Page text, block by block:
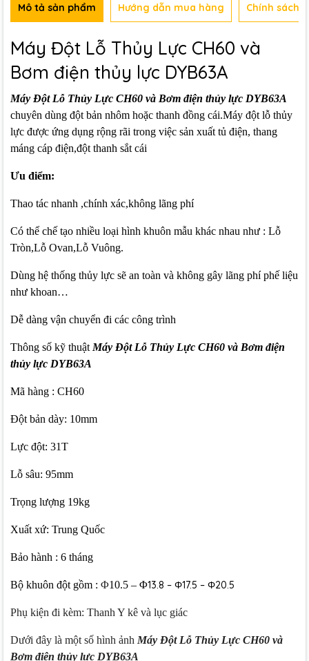
Mô tả sản phẩm Hướng dẫn mua hàng Chính sách
Máy Đột Lỗ Thủy Lực CH60 và
Bơm điện thủy lực DYB63A
Máy Đột Lỗ Thủy Lực CH60 và Bơm điện thủy lực DYB63A
chuyên dùng đột bản nhôm hoặc thanh đồng cái.Máy đột lỗ thủy
lực được ứng dụng rộng rãi trong việc sản xuất tủ điện, thang
máng cáp điện,đột thanh sắt cái
Ưu điểm:
Thao tác nhanh ,chính xác,không lãng phí
Có thể chế tạo nhiều loại hình khuôn mẫu khác nhau như : Lỗ
Tròn,Lỗ Ovan,Lỗ Vuông.
Dùng hệ thống thủy lực sẽ an toàn và không gây lãng phí phế liệu
như khoan…
Dễ dàng vận chuyển đi các công trình
Thông số kỹ thuật Máy Đột Lỗ Thủy Lực CH60 và Bơm điện
thủy lực DYB63A
Mã hàng : CH60
Đột bản dày: 10mm
Lực đột: 31T
Lỗ sâu: 95mm
Trọng lượng 19kg
Xuất xứ: Trung Quốc
Bảo hành : 6 tháng
Bộ khuôn đột gồm : Φ10.5 – Φ13.8 – Φ17.5 – Φ20.5
Phụ kiện đi kèm: Thanh Y kê và lục giác
Dưới đây là một số hình ảnh Máy Đột Lỗ Thủy Lực CH60 và
Bơm điện thủy lực DYB63A